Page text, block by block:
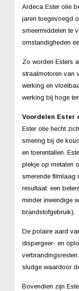
Ardeca Ester olie
jaren toegevoegd
smeermiddelen te
omstandigheden
Zo worden Esters
straalmotoren van
werking en
werking bij hoge
Voordelen Ester
Ester olie hecht
smering bij de
en toerentallen.
plekje op metalen
smerende filmlaag
resultaat: een
minder inwendige
brandstofgebruik).
De polaire aard
dispergeer- en
sludge waardoor
Bovendien zijn